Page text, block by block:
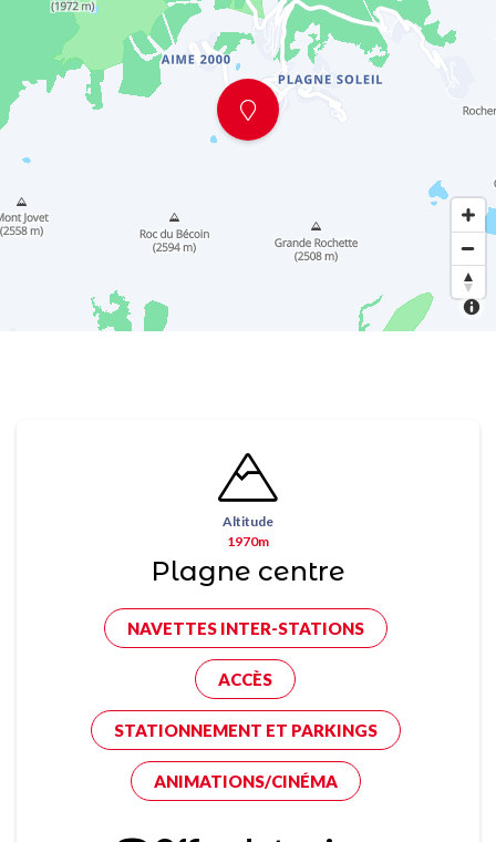
Altitude
1970m
Plagne centre
NAVETTES INTER-STATIONS
ACCÈS
STATIONNEMENT ET PARKINGS
ANIMATIONS/CINÉMA